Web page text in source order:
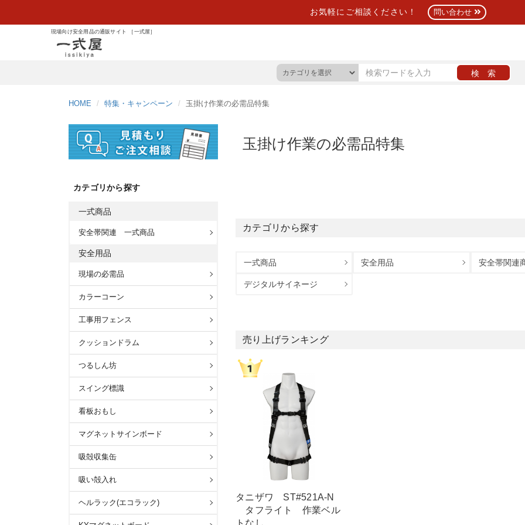
お気軽にご相談ください！ 問い合わせ
現場向け安全用品の通販サイト ［一式屋］
HOME 特集・キャンペーン 玉掛け作業の必需品特集
玉掛け作業の必需品特集
カテゴリから探す
一式商品 安全用品 安全帯関連
デジタルサイネージ
売り上げランキング
タニザワ ST#521A-N
タフライト 作業ベル
トなし
カテゴリから探す
一式商品
安全帯関連 一式商品
安全用品
現場の必需品
カラーコーン
工事用フェンス
クッションドラム
つるしん坊
スイング標識
看板おもし
マグネットサインボード
吸殻収集缶
吸い殻入れ
ヘルラック(エコラック)